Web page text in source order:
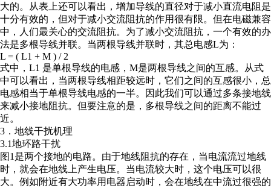
大的。从表上还可以看出，增加导线的直径对于减小直流电阻是
十分有效的，但对于减小交流阻抗的作用很有限。但在电磁兼容
中，人们最关心的交流阻抗。为了减小交流阻抗，一个有效的办
法是多根导线并联。当两根导线并联时，其总电感L为：
L = ( L1 + M ) / 2
式中，L1 是单根导线的电感，M是两根导线之间的互感。从式
中可以看出，当两根导线相距较远时，它们之间的互感很小，总
电感相当于单根导线电感的一半。因此我们可以通过多条接地线
来减小接地阻抗。但要注意的是，多根导线之间的距离不能过
近。
3．地线干扰机理
3.1地环路干扰
图1是两个接地的电路。由于地线阻抗的存在，当电流流过地线
时，就会在地线上产生电压。当电流较大时，这个电压可以很
大。例如附近有大功率用电器启动时，会在地线在中流过很强的